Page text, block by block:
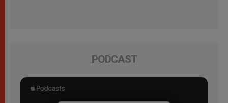
PODCAST